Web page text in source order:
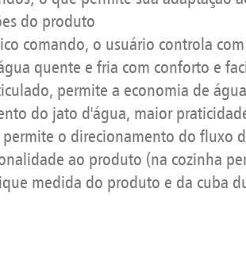
do produto
comando, o usuário controla
quente e fria com conforto e
permite a economia de
do jato d'água, maior
permite o direcionamento do fluxo
ao produto (na cozinha
medida do produto e da cuba